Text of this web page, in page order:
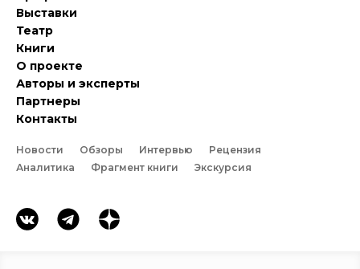
Выставки
Театр
Книги
О проекте
Авторы и эксперты
Партнеры
Контакты
Новости Обзоры Интервью
Рецензия
Аналитика
Фрагмент книги Экскурсия